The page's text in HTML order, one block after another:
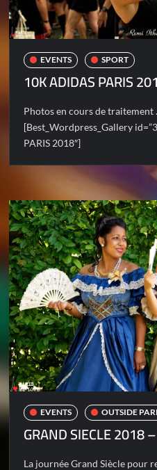
EVENTS SPORT
10K ADIDAS PARIS
Photos en cours de traitement
[Best_Wordpress_Gallery
PARIS 2018″]
EVENTS OUTSIDE
GRAND SIECLE 2018
La journée Grand Siècle pour